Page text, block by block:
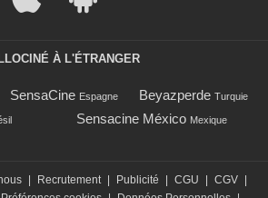
À L'ÉTRANGER
SensaCine Espagne Beyazperde Turquie
Sensacine México Mexique
Recrutement Publicité CGU CGV